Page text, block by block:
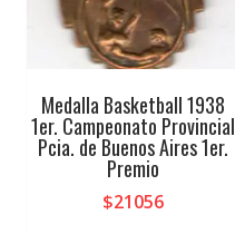
Medalla Basketball 1938
1er. Campeonato Provincial
Pcia. de Buenos Aires 1er.
Premio
$21056